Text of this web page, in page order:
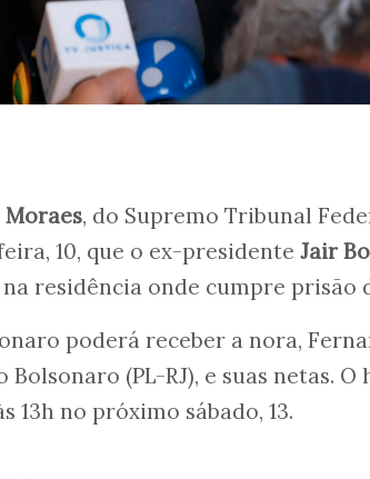
, do Supremo Tribunal
10, que o ex-presidente Jair
na residência onde cumpre prisão
poderá receber a nora,
Bolsonaro (PL-RJ), e suas netas.
13h no próximo sábado, 13.